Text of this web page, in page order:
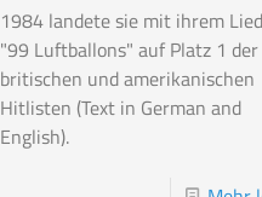
1984 landete sie mit ihrem Lied
"99 Luftballons" auf Platz 1 der
britischen und amerikanischen
Hitlisten (Text in German and
English).